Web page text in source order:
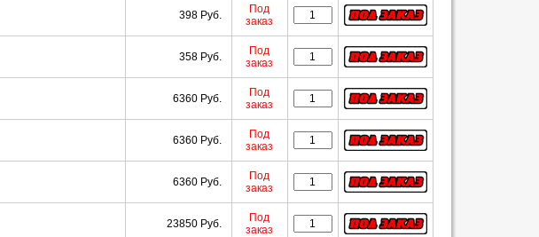
398 Руб.
Под
заказ
358 Руб.
Под
заказ
6360 Руб.
Под
заказ
6360 Руб.
Под
заказ
6360 Руб.
Под
заказ
23850 Руб.
Под
заказ